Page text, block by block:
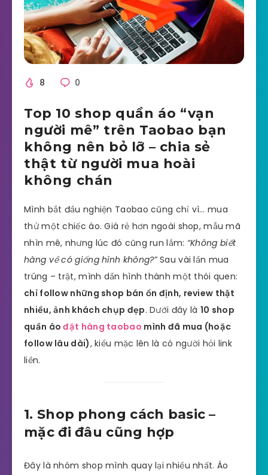
8 0
Top 10 shop quần áo “vạn
người mê” trên Taobao bạn
không nên bỏ lỡ – chia sẻ
thật từ người mua hoài
không chán
Mình bắt đầu nghiện Taobao cũng chỉ vì… mua
thử một chiếc áo. Giá rẻ hơn ngoài shop, mẫu mã
nhìn mê, nhưng lúc đó cũng run lắm: “Không biết
hàng về có giống hình không?”Sau vài lần mua
trúng – trật, mình dần hình thành một thói quen:
chỉ follow những shop bán ổn định, review thật
nhiều, ảnh khách chụp đẹp. Dưới đây là 10 shop
quần áođặt hàng taobao mình đã mua (hoặc
follow lâu dài), kiểu mặc lên là có người hỏi link
liền.
1. Shop phong cách basic –
mặc đi đâu cũng hợp
Đây là nhóm shop mình quay lại nhiều nhất. Áo